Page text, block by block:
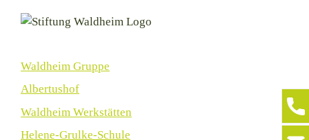
Waldheim Gruppe
Albertushof
Waldheim Werkstätten
Helene-Grulke-Schule